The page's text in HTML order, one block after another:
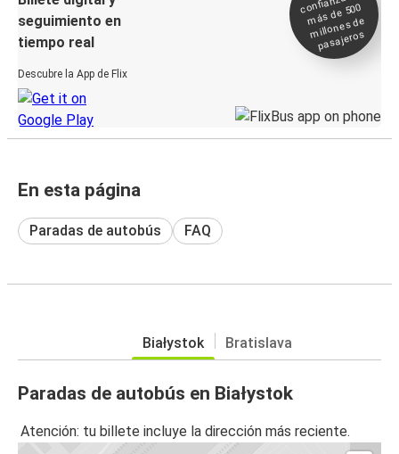
seguimiento en
tiempo real
Descubre la App de Flix
más de 500
millones de
pasajeros
En esta página
Paradas de autobús FAQ
Białystok Bratislava
Paradas de autobús en Białystok
Atención: tu billete incluye la dirección más reciente.